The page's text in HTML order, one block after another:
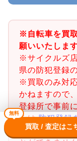
※自転車を買
願いいたします
※サイクルズ
県の防犯登録
※買取のみ対
かねますので
登録所で事前
くは防犯登録
※千葉県の防
無料
買取 / 査定はこ